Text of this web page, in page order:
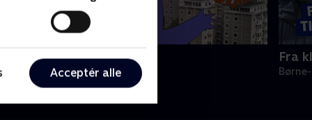
Acceptér alle
Dyr i by'r
underholdning • 1 sæsoner
Fra